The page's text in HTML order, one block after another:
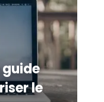
guide
le